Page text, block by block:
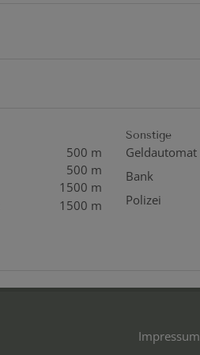
500 m
500 m
1500 m
1500 m
Sonstige
Geldautomat
Bank
Polizei
Impressum